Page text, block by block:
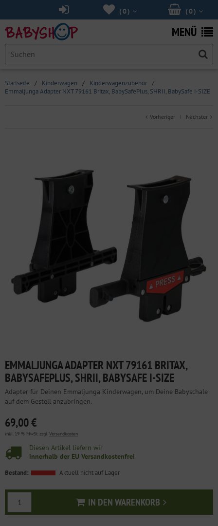
(0 )
(0 )
MENÜ
Startseite / Kinderwagen / Kinderwagenzubehör /
Emmaljunga Adapter NXT 79161 Britax, BabySafePlus, SHRII, BabySafe i-SIZE
Vorheriger | Nächster
EMMALJUNGA ADAPTER NXT 79161 BRITAX,
BABYSAFEPLUS, SHRII, BABYSAFE I-SIZE
Adapter für Deinen Emmaljunga Kinderwagen, um Deine Babyschale
auf dem Gestell anzubringen.
69,00 €
inkl. 19 % MwSt. zzgl. Versandkosten
Diesen Artikel liefern wir
innerhalb der EU Versandkostenfrei
Bestand: Aktuell nicht auf Lager
IN DEN WARENKORB
In den Warenkorb